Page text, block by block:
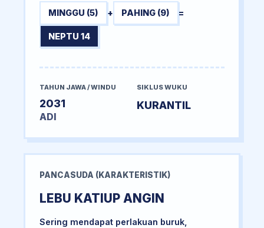
MINGGU (5) + PAHING (9) =
NEPTU 14
TAHUN JAWA / WINDU
2031
ADI
SIKLUS WUKU
KURANTIL
PANCASUDA (KARAKTERISTIK)
LEBU KATIUP ANGIN
Sering mendapat perlakuan buruk,